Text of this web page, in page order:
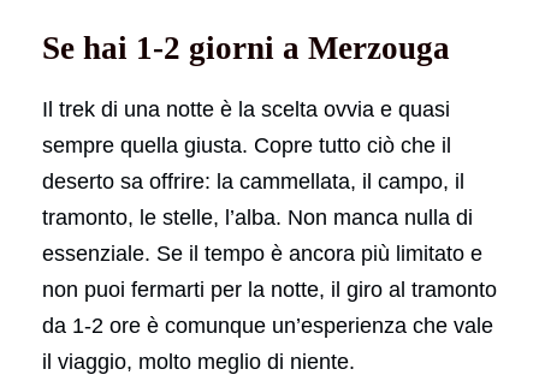
Se hai 1-2 giorni a Merzouga
Il trek di una notte è la scelta ovvia e quasi
sempre quella giusta. Copre tutto ciò che il
deserto sa offrire: la cammellata, il campo, il
tramonto, le stelle, l’alba. Non manca nulla di
essenziale. Se il tempo è ancora più limitato e
non puoi fermarti per la notte, il giro al tramonto
da 1-2 ore è comunque un’esperienza che vale
il viaggio, molto meglio di niente.